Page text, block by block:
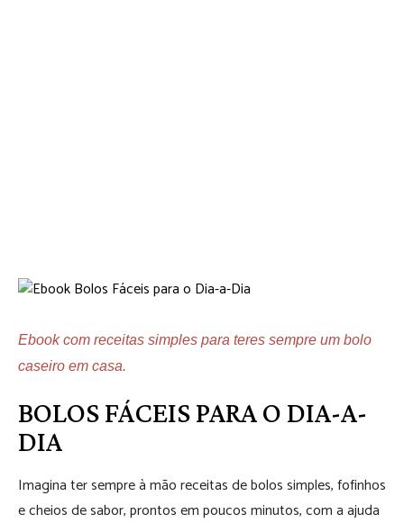
Ebook com receitas simples para teres sempre um bolo
caseiro em casa.
BOLOS FÁCEIS PARA O DIA-A-
DIA
Imagina ter sempre à mão receitas de bolos simples, fofinhos
e cheios de sabor, prontos em poucos minutos, com a ajuda